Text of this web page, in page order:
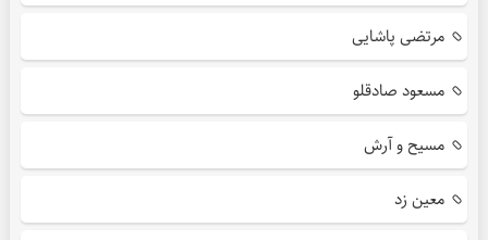
مرتضی پاشایی
مسعود صادقلو
مسیح و آرش
معین زد